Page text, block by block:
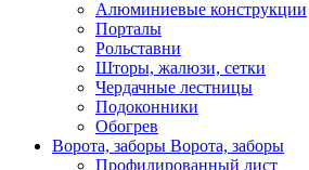
Алюминиевые конструкции
Порталы
Рольставни
Шторы, жалюзи, сетки
Чердачные лестницы
Подоконники
Обогрев
Ворота, заборы Ворота, заборы
Профилированный лист